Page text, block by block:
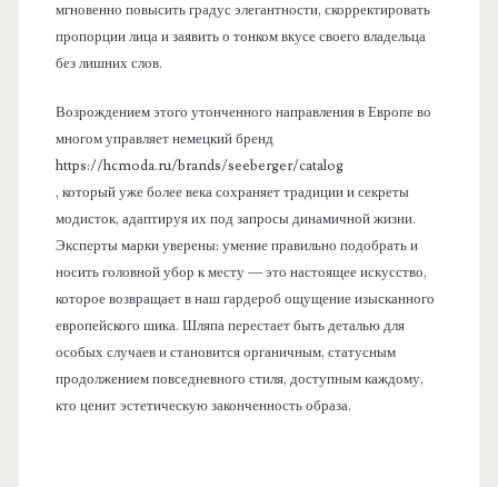
мгновенно повысить градус элегантности, скорректировать
пропорции лица и заявить о тонком вкусе своего владельца
без лишних слов.
Возрождением этого утонченного направления в Европе во
многом управляет немецкий бренд
https://hcmoda.ru/brands/seeberger/catalog
, который уже более века сохраняет традиции и секреты
модисток, адаптируя их под запросы динамичной жизни.
Эксперты марки уверены: умение правильно подобрать и
носить головной убор к месту — это настоящее искусство,
которое возвращает в наш гардероб ощущение изысканного
европейского шика. Шляпа перестает быть деталью для
особых случаев и становится органичным, статусным
продолжением повседневного стиля, доступным каждому,
кто ценит эстетическую законченность образа.